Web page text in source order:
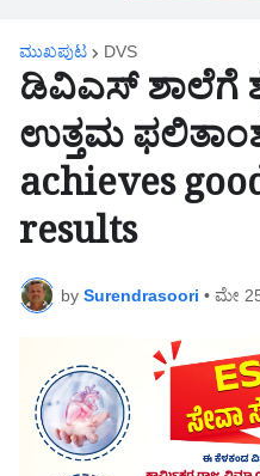
ಮುಖಪುಟ DVS
ಡಿವಿಎಸ್ ಶಾಲೆಗೆ
ಉತ್ತಮ
achieves
results
by Surendrasoori • ಮೇ